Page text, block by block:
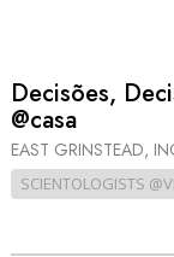
Decisões,
@casa
EAST GRINSTEAD,
SCIENTOLOGISTS